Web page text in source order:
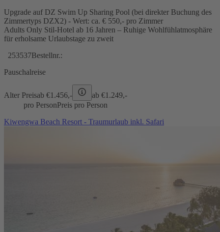
Upgrade auf DZ Swim Up Sharing Pool (bei direkter Buchung des
Zimmertyps DZX2) - Wert: ca. € 550,- pro Zimmer
Adults Only Stil-Hotel ab 16 Jahren – Ruhige Wohlfühlatmosphäre
für erholsame Urlaubstage zu zweit
253537Bestellnr.:
Pauschalreise
Alter Preisab €1.456,- ab €1.249,-
pro PersonPreis pro Person
Kiwengwa Beach Resort - Traumurlaub inkl. Safari